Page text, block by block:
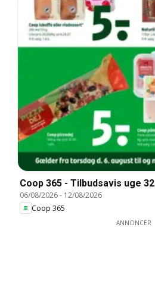
Coop 365 - Tilbudsavis uge 32
06/08/2026- 12/08/2026
Coop 365
ANNONCER